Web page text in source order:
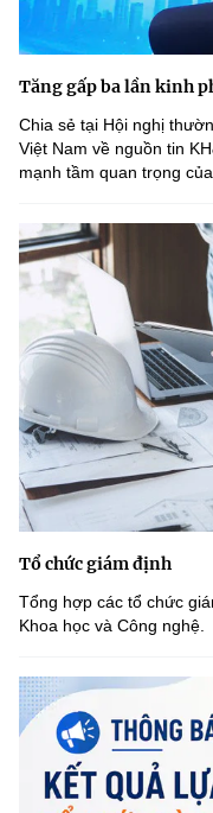
Tăng gấp ba lần kinh
Chia sẻ tại Hội nghị
Việt Nam về nguồn tin
mạnh tầm quan trọng
Tổ chức giám định
Tổng hợp các tổ chức
Khoa học và Công nghệ.